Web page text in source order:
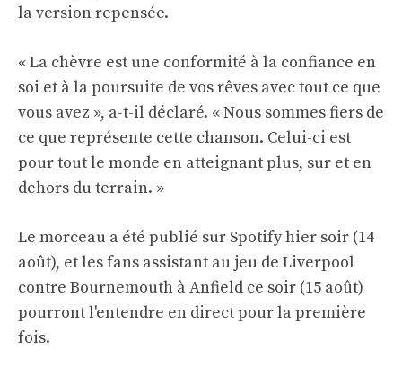
la version repensée.
« La chèvre est une conformité à la confiance en
soi et à la poursuite de vos rêves avec tout ce que
vous avez », a-t-il déclaré. « Nous sommes fiers de
ce que représente cette chanson. Celui-ci est
pour tout le monde en atteignant plus, sur et en
dehors du terrain. »
Le morceau a été publié sur Spotify hier soir (14
août), et les fans assistant au jeu de Liverpool
contre Bournemouth à Anfield ce soir (15 août)
pourront l'entendre en direct pour la première
fois.